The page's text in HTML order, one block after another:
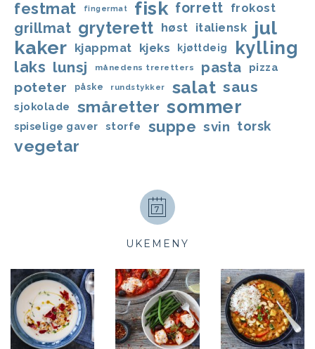
festmat fingermat fisk forrett frokost
grillmat gryterett høst italiensk
jul
kaker kjappmat kjeks kjøttdeig kylling
laks lunsj månedens treretters pasta pizza
poteter påske rundstykker salat saus
sjokolade småretter sommer
spiselige gaver storfe suppe svin torsk
vegetar
UKEMENY